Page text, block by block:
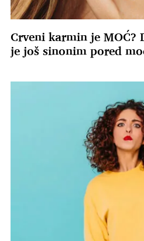
Crveni karmin je MOĆ?
je još sinonim pored